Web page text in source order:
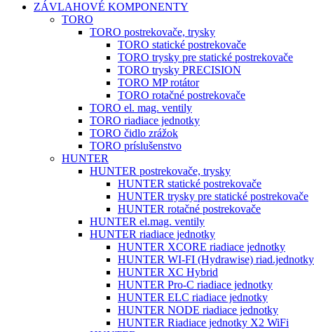
ZÁVLAHOVÉ KOMPONENTY
TORO
TORO postrekovače, trysky
TORO statické postrekovače
TORO trysky pre statické postrekovače
TORO trysky PRECISION
TORO MP rotátor
TORO rotačné postrekovače
TORO el. mag. ventily
TORO riadiace jednotky
TORO čidlo zrážok
TORO príslušenstvo
HUNTER
HUNTER postrekovače, trysky
HUNTER statické postrekovače
HUNTER trysky pre statické postrekovače
HUNTER rotačné postrekovače
HUNTER el.mag. ventily
HUNTER riadiace jednotky
HUNTER XCORE riadiace jednotky
HUNTER WI-FI (Hydrawise) riad.jednotky
HUNTER XC Hybrid
HUNTER Pro-C riadiace jednotky
HUNTER ELC riadiace jednotky
HUNTER NODE riadiace jednotky
HUNTER Riadiace jednotky X2 WiFi